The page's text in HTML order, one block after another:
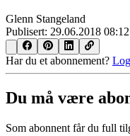
Glenn Stangeland
Publisert: 29.06.2018 08:12
Har du et abonnement?
Du må være
Som abonnent får du full